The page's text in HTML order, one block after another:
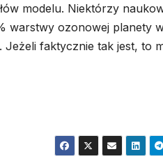
modelu. Niektórzy
warstwy ozonowej planety
Jeżeli faktycznie tak jest, to